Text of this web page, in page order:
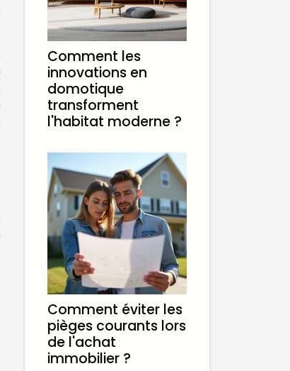
Comment les
innovations en
domotique
transforment
l'habitat moderne ?
Comment éviter les
pièges courants lors
de l'achat
immobilier ?